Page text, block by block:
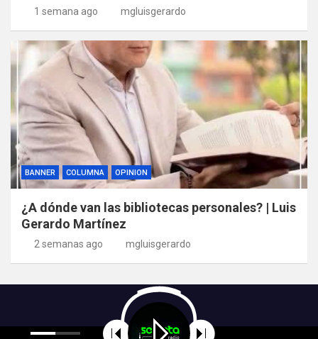
1 semana ago mgluisgerardo
BANNER COLUMNA OPINION
¿A dónde van las bibliotecas personales? | Luis
Gerardo Martínez
2 semanas ago mgluisgerardo